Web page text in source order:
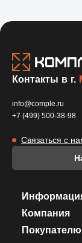
Компания
Покупателю
Контакты в г.
info@comple.ru
+7 (499) 500-38-98
Связаться с